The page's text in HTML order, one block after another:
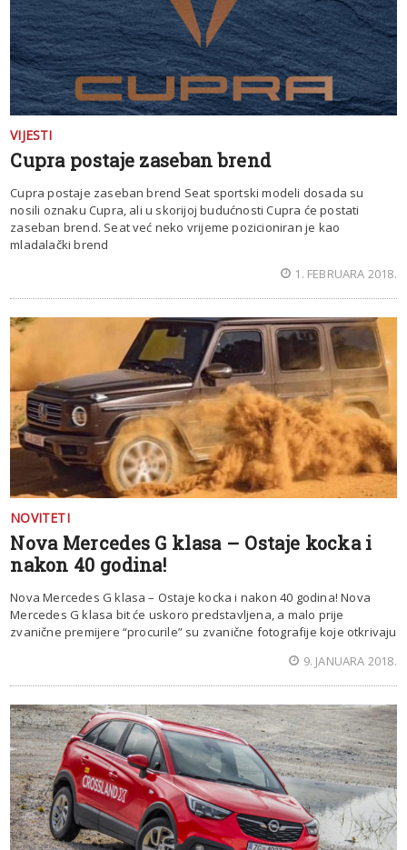
VIJESTI
Cupra postaje zaseban brend
Cupra postaje zaseban brend Seat sportski modeli dosada su
nosili oznaku Cupra, ali u skorijoj budućnosti Cupra će postati
zaseban brend. Seat već neko vrijeme pozicioniran je kao
mladalački brend
1. FEBRUARA 2018.
NOVITETI
Nova Mercedes G klasa – Ostaje kocka i
nakon 40 godina!
Nova Mercedes G klasa – Ostaje kocka i nakon 40 godina! Nova
Mercedes G klasa bit će uskoro predstavljena, a malo prije
zvanične premijere “procurile” su zvanične fotografije koje otkrivaju
9. JANUARA 2018.